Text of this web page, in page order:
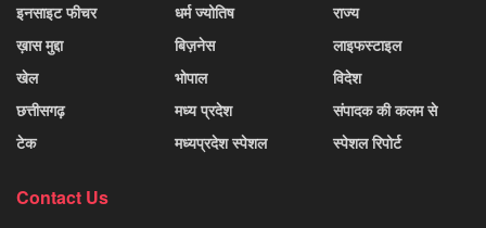
इनसाइट फीचर
ख़ास मुद्दा
खेल
छत्तीसगढ़
टेक
धर्म ज्योतिष
बिज़नेस
भोपाल
मध्य प्रदेश
मध्यप्रदेश स्पेशल
राज्य
लाइफस्टाइल
विदेश
संपादक की कलम से
स्पेशल रिपोर्ट
Contact Us